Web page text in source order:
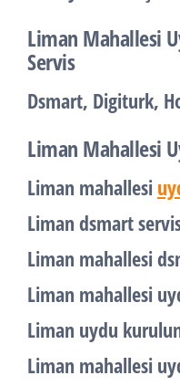
Liman Mahallesi
Servis
Dsmart, Digiturk,
Liman Mahallesi
Liman mahallesi
Liman dsmart
Liman mahallesi
Liman mahallesi
Liman uydu
Liman mahallesi